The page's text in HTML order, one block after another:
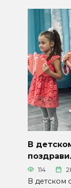
В
114
В детском